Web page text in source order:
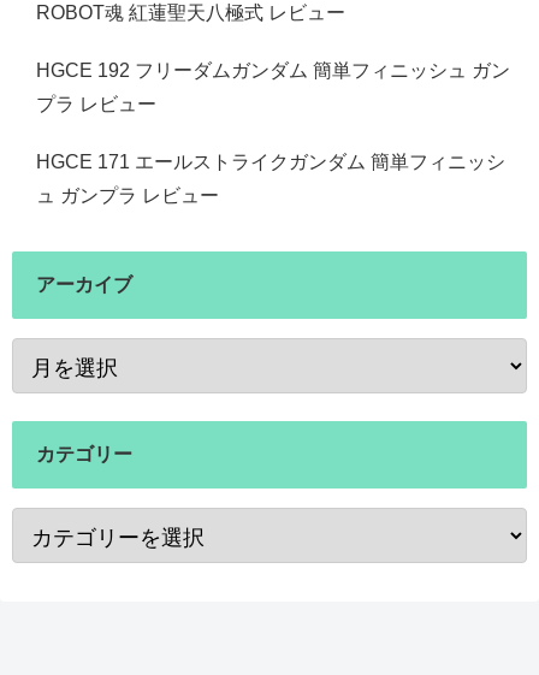
ROBOT魂 紅蓮聖天八極式 レビュー
HGCE 192 フリーダムガンダム 簡単フィニッシュ ガン
プラ レビュー
HGCE 171 エールストライクガンダム 簡単フィニッシ
ュ ガンプラ レビュー
アーカイブ
カテゴリー